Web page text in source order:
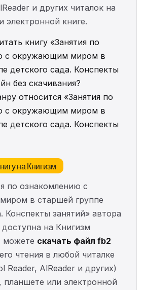
и других читалок на
электронной книге.
книгу «Занятия по
с окружающим миром в
детского сада. Конспекты
без скачивания?
относится «Занятия по
с окружающим миром в
детского сада. Конспекты
на Книгизм
по ознакомлению с
в старшей группе
Конспекты занятий» автора
на Книгизм
можете скачать файл fb2
чтения в любой читалке
Reader, AlReader и других)
планшете или электронной